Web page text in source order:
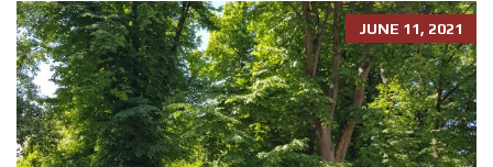
JUNE 11, 2021